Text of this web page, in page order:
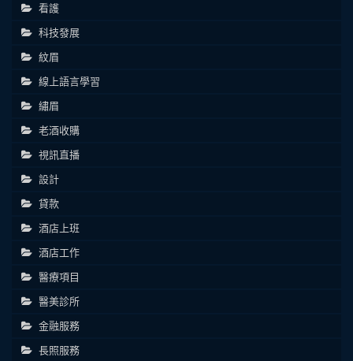
看護
科技發展
紋眉
線上語言學習
繡眉
老酒收購
視訊直播
設計
貸款
酒店上班
酒店工作
醫療項目
醫美診所
金融服務
長照服務